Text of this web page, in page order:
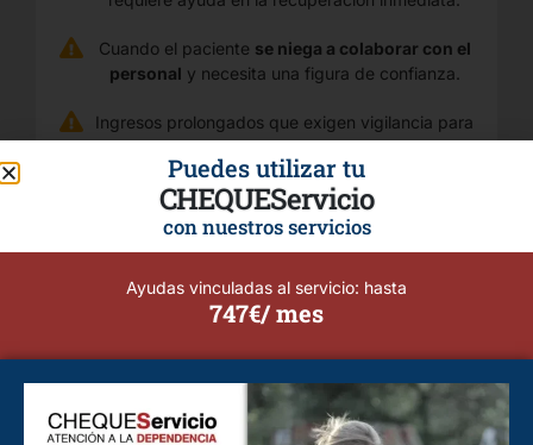
Cuando el paciente se niega a colaborar con el
personal y necesita una figura de confianza.
Ingresos prolongados que exigen vigilancia para
Puedes utilizar tu
CHEQUEServicio
con nuestros servicios
Ayudas vinculadas al servicio: hasta
747€/ mes